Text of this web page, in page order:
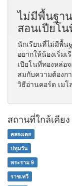
ไม่มีพื้นฐา
สอนเปียโ
นักเรียนที่ไม่มีพื้น
อยากให้น้องเริ่ม
เปียโนที่ทองหล่อ
สมกับความต้องก
วิธีอ่านคอร์ด เม
สถานที่ใกล้เคียง
คลองเตย
ปทุมวัน
พระราม 9
ราชเทวี